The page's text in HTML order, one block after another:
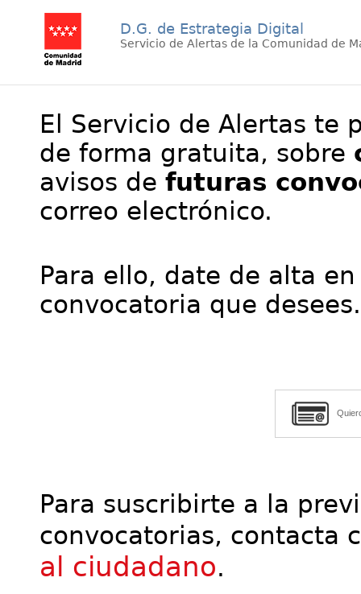
D.G. de Estrategia Digital
Servicio de Alertas de la Comunidad de
El Servicio de Alertas te
de forma gratuita, sobre
avisos de futuras
correo electrónico.
Para ello, date de alta
convocatoria que desees.
Para suscribirte a la
convocatorias, contacta
al ciudadano.